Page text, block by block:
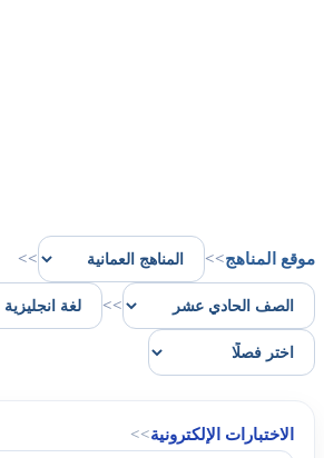
موقع المناهج>>
>>
>>
الاختبارات الإلكترونية>>